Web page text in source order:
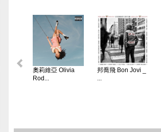
奧莉維亞 Olivia
Rod...
邦喬飛 Bon Jovi _
...